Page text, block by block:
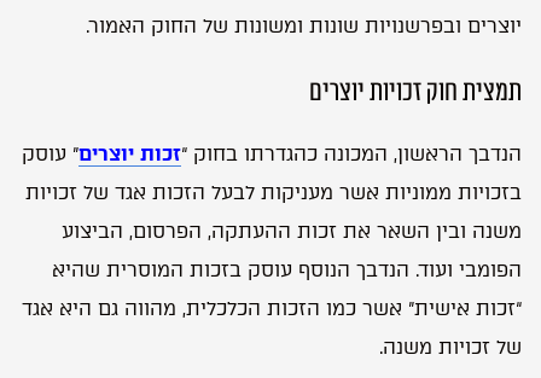
יוצרים ובפרשנויות שונות ומשונות של החוק האמור.
תמצית חוק זכויות יוצרים
הנדבך הראשון, המכונה כהגדרתו בחוק “זכות יוצרים” עוסק
בזכויות ממוניות אשר מעניקות לבעל הזכות אגד של זכויות
משנה ובין השאר את זכות ההעתקה, הפרסום, הביצוע
הפומבי ועוד. הנדבך הנוסף עוסק בזכות המוסרית שהיא
“זכות אישית” אשר כמו הזכות הכלכלית, מהווה גם היא אגד
של זכויות משנה.